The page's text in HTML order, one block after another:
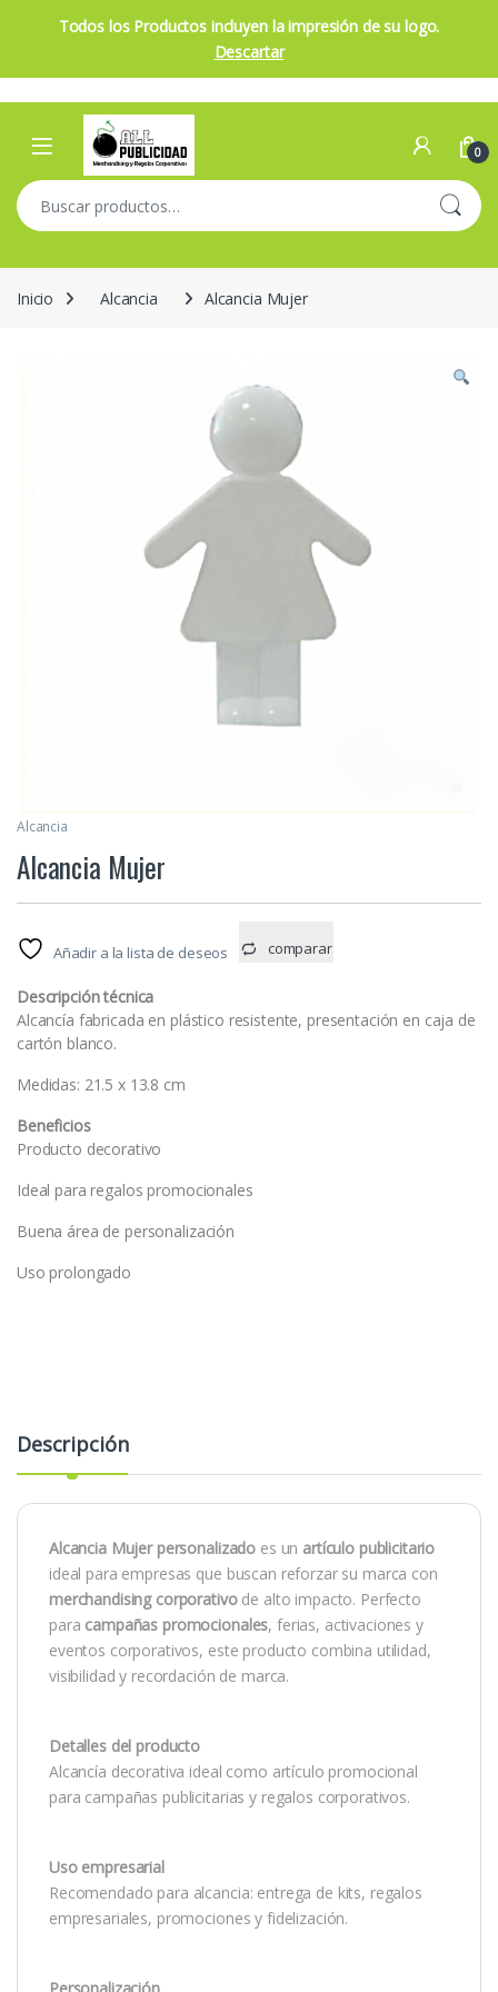
Todos los Productos incluyen la impresión de su logo.
Descartar
Skip to navigation
Skip to content
Open 0
Buscar por:
Inicio Alcancia Alcancia Mujer
Alcancia
Alcancia Mujer
Añadir a la lista de deseos comparar
Descripción técnica
Alcancía fabricada en plástico resistente, presentación en caja de
cartón blanco.
Medidas: 21.5 x 13.8 cm
Beneficios
Producto decorativo
Ideal para regalos promocionales
Buena área de personalización
Uso prolongado
Descripción
Alcancia Mujer personalizado es un artículo publicitario
ideal para empresas que buscan reforzar su marca con
merchandising corporativode alto impacto. Perfecto
para campañas promocionales, ferias, activaciones y
eventos corporativos, este producto combina utilidad,
visibilidad y recordación de marca.
Detalles del producto
Alcancía decorativa ideal como artículo promocional
para campañas publicitarias y regalos corporativos.
Uso empresarial
Recomendado para alcancia: entrega de kits, regalos
empresariales, promociones y fidelización.